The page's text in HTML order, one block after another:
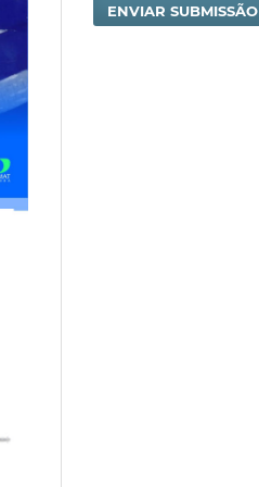
ENVIAR SUBMISSÃO